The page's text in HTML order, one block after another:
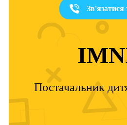
Зв'язатися
Постачальник